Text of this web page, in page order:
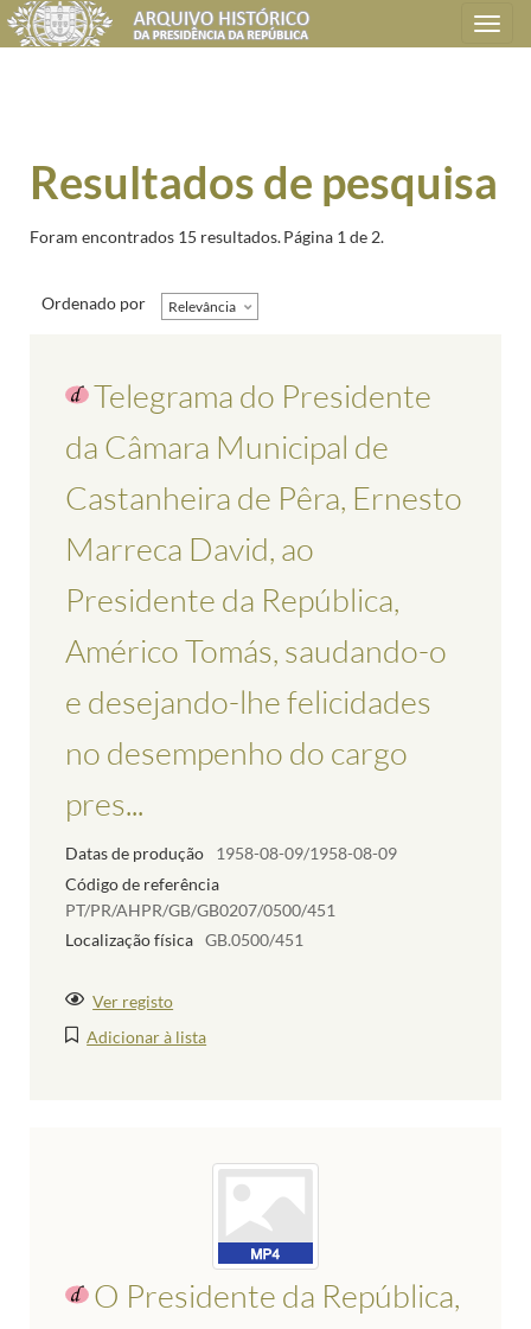
Toggle
navigation
Resultados de pesquisa
Foram encontrados 15 resultados.Página 1 de 2.
Ordenado por Relevância
Telegrama do Presidente
da Câmara Municipal de
Castanheira de Pêra, Ernesto
Marreca David, ao
Presidente da República,
Américo Tomás, saudando-o
e desejando-lhe felicidades
no desempenho do cargo
pres...
Datas de produção
1958-08-09/1958-08-09
Código de referência
PT/PR/AHPR/GB/GB0207/0500/451
Localização física GB.0500/451
Ver registo
Adicionar à lista
O Presidente da República,